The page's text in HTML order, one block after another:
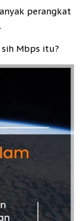
perangkat
sih Mbps itu?